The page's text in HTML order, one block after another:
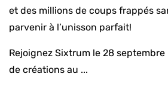
et des millions de coups frappés
parvenir à l’unisson parfait!
Rejoignez Sixtrum le 28
de créations au ...